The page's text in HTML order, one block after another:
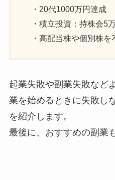
・20代1000万円達成
・積立投資：持株会5
・高配当株や個別株を
起業失敗や副業失敗など
業を始めるときに失敗し
を紹介します。
最後に、おすすめの副業